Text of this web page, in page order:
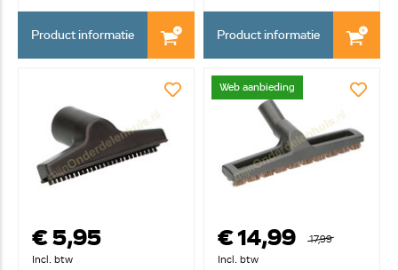
Product informatie Product informatie
€ 5,95
Incl. btw
Web aanbieding
€ 14,99
17,99
Incl. btw